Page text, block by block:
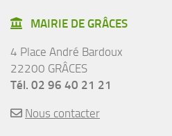
MAIRIE DE GRÂCES
4 Place André Bardoux
22200 GRÂCES
Tél. 02 96 40 21 21
Nous contacter